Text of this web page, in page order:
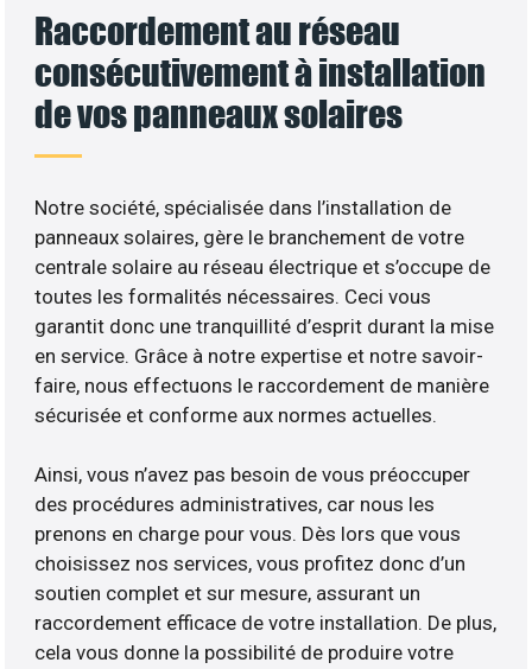
Raccordement au réseau
consécutivement à installation
de vos panneaux solaires
Notre société, spécialisée dans l’installation de
panneaux solaires, gère le branchement de votre
centrale solaire au réseau électrique et s’occupe de
toutes les formalités nécessaires. Ceci vous
garantit donc une tranquillité d’esprit durant la mise
en service. Grâce à notre expertise et notre savoir-
faire, nous effectuons le raccordement de manière
sécurisée et conforme aux normes actuelles.
Ainsi, vous n’avez pas besoin de vous préoccuper
des procédures administratives, car nous les
prenons en charge pour vous. Dès lors que vous
choisissez nos services, vous profitez donc d’un
soutien complet et sur mesure, assurant un
raccordement efficace de votre installation. De plus,
cela vous donne la possibilité de produire votre